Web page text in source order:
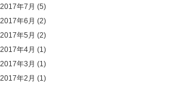
2017年7月 (5)
2017年6月 (2)
2017年5月 (2)
2017年4月 (1)
2017年3月 (1)
2017年2月 (1)